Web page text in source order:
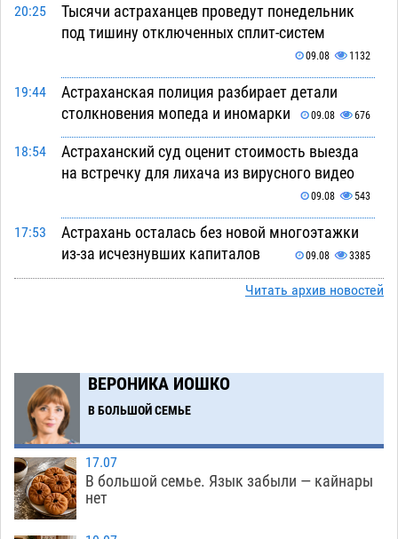
20:25
Тысячи астраханцев проведут понедельник
под тишину отключенных сплит-систем
09.08 1132
19:44
Астраханская полиция разбирает детали
столкновения мопеда и иномарки
09.08 676
18:54
Астраханский суд оценит стоимость выезда
на встречку для лихача из вирусного видео
09.08 543
17:53
Астрахань осталась без новой многоэтажки
из-за исчезнувших капиталов
09.08 3385
Астраханский рынок труда оценил сварщиков
безалкогольная набережная
09.08 482
14:12
Поездка в автобусе загнала жительницу
Астрахани в кредитную яму
13:08
Астраханцев зовут смотреть на падающие
звезды и загадывать желания
442
Читать архив новостей
ВЕРОНИКА ИОШКО
В БОЛЬШОЙ СЕМЬЕ
17.07
В большой семье. Язык забыли — кайнары
нет